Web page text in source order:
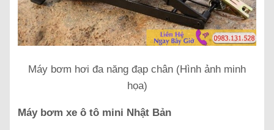
Máy bơm hơi đa năng đạp chân (Hình ảnh minh
họa)
Máy bơm xe ô tô mini Nhật Bản